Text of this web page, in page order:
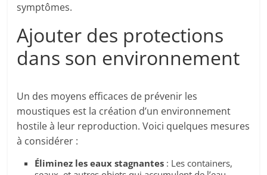
symptômes.
Ajouter des protections
dans son environnement
Un des moyens efficaces de prévenir les
moustiques est la création d’un environnement
hostile à leur reproduction. Voici quelques mesures
à considérer :
Éliminez les eaux stagnantes : Les containers,